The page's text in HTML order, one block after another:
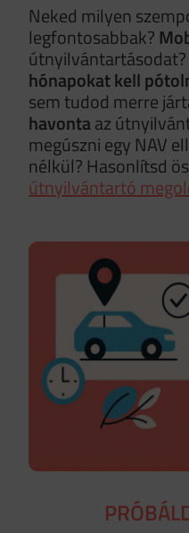
Neked milyen
legfontosabbak?
útnyilvántartásodat?
hónapokat kell
sem tudod merre
havontaaz
megúszni egy NAV
nélkül? Hasonlítsd
útnyilvántartó